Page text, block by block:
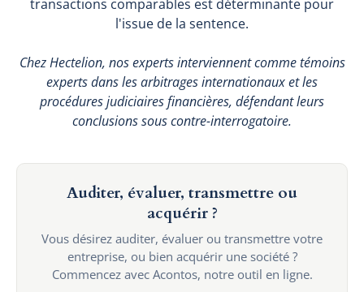
transactions comparables est déterminante pour
l'issue de la sentence.
Chez Hectelion, nos experts interviennent comme témoins
experts dans les arbitrages internationaux et les
procédures judiciaires financières, défendant leurs
conclusions sous contre-interrogatoire.
Auditer, évaluer, transmettre ou
acquérir ?
Vous désirez auditer, évaluer ou transmettre votre
entreprise, ou bien acquérir une société ?
Commencez avec Acontos, notre outil en ligne.